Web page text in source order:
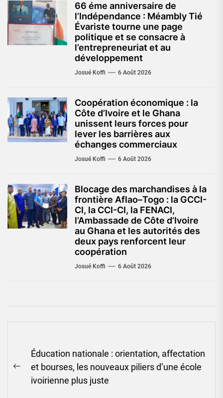
66 éme anniversaire de
l’Indépendance : Méambly Tié
Évariste tourne une page
politique et se consacre à
l’entrepreneuriat et au
développement
Josué Koffi 6 Août 2026
Coopération économique : la
Côte d’Ivoire et le Ghana
unissent leurs forces pour
lever les barrières aux
échanges commerciaux
Josué Koffi 6 Août 2026
Blocage des marchandises à la
frontière Aflao–Togo : la GCCI-
CI, la CCI-CI, la FENACI,
l’Ambassade de Côte d’Ivoire
au Ghana et les autorités des
deux pays renforcent leur
coopération
Josué Koffi 6 Août 2026
Navigation
de
l’article
Previous
post:
Éducation nationale : orientation, affectation
et bourses, les nouveaux piliers d’une école
ivoirienne plus juste